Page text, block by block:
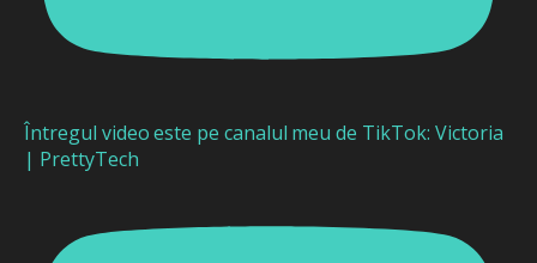
Întregul video este pe canalul meu de TikTok: Victoria
| PrettyTech